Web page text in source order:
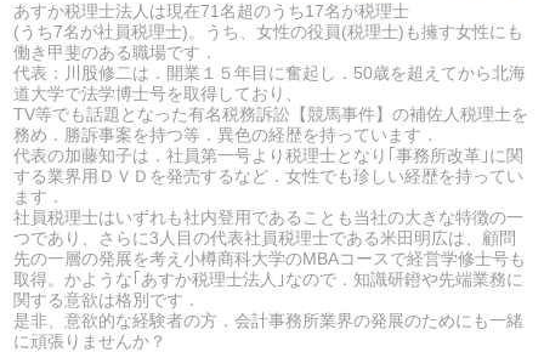
あすか税理士法人は現在71名超のうち17名が税理士
(うち7名が社員税理士)。うち、女性の役員(税理士)も擁す女性にも
働き甲斐のある職場です．
代表：川股修二は．開業１５年目に奮起し．50歳を超えてから北海
道大学で法学博士号を取得しており、
TV等でも話題となった有名税務訴訟【競馬事件】の補佐人税理土を
務め．勝訴事案を持つ等．異色の経歴を持っています．
代表の加藤知子は．社員第一号より税理士となり｢事務所改革｣に関
する業界用ＤＶＤを発売するなど．女性でも珍しい経歴を持ってい
ます．
社員税理士はいずれも社内登用であることも当社の大きな特徴の一
つであり、さらに3人目の代表社員税理士である米田明広は、顧問
先の一層の発展を考え小樽商科大学のMBAコースで経営学修士号も
取得。かような｢あすか税理士法人｣なので．知識研鐙や先端業務に
関する意欲は格別です．
是非、意欲的な経験者の方．会計事務所業界の発展のためにも一緒
に頑張りませんか？